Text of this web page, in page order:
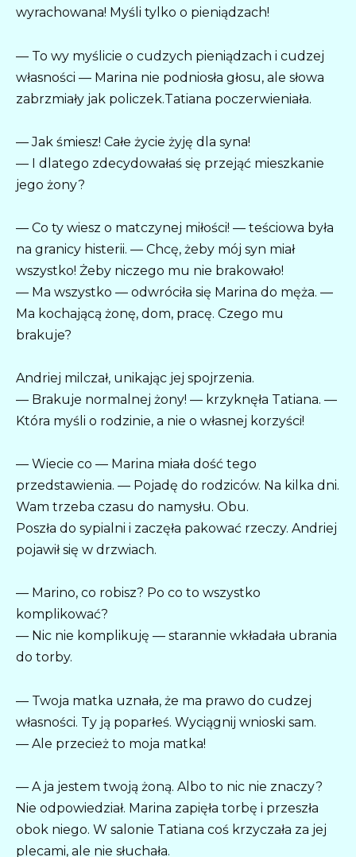
wyrachowana! Myśli tylko o pieniądzach!
— To wy myślicie o cudzych pieniądzach i cudzej
własności — Marina nie podniosła głosu, ale słowa
zabrzmiały jak policzek.Tatiana poczerwieniała.
— Jak śmiesz! Całe życie żyję dla syna!
— I dlatego zdecydowałaś się przejąć mieszkanie
jego żony?
— Co ty wiesz o matczynej miłości! — teściowa była
na granicy histerii. — Chcę, żeby mój syn miał
wszystko! Żeby niczego mu nie brakowało!
— Ma wszystko — odwróciła się Marina do męża. —
Ma kochającą żonę, dom, pracę. Czego mu
brakuje?
Andriej milczał, unikając jej spojrzenia.
— Brakuje normalnej żony! — krzyknęła Tatiana. —
Która myśli o rodzinie, a nie o własnej korzyści!
— Wiecie co — Marina miała dość tego
przedstawienia. — Pojadę do rodziców. Na kilka dni.
Wam trzeba czasu do namysłu. Obu.
Poszła do sypialni i zaczęła pakować rzeczy. Andriej
pojawił się w drzwiach.
— Marino, co robisz? Po co to wszystko
komplikować?
— Nic nie komplikuję — starannie wkładała ubrania
do torby.
— Twoja matka uznała, że ma prawo do cudzej
własności. Ty ją poparłeś. Wyciągnij wnioski sam.
— Ale przecież to moja matka!
— A ja jestem twoją żoną. Albo to nic nie znaczy?
Nie odpowiedział. Marina zapięła torbę i przeszła
obok niego. W salonie Tatiana coś krzyczała za jej
plecami, ale nie słuchała.